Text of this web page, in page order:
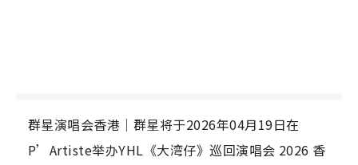
群星演唱会香港｜群星将于2026年04月19日在
P’Artiste举办YHL《大湾仔》巡回演唱会 2026 香